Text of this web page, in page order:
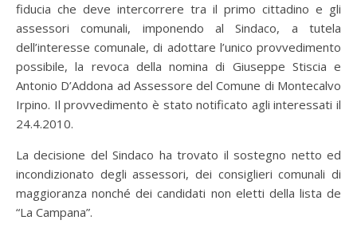
fiducia che deve intercorrere tra il primo cittadino e gli
assessori comunali, imponendo al Sindaco, a tutela
dell’interesse comunale, di adottare l’unico provvedimento
possibile, la revoca della nomina di Giuseppe Stiscia e
Antonio D’Addona ad Assessore del Comune di Montecalvo
Irpino. Il provvedimento è stato notificato agli interessati il
24.4.2010.
La decisione del Sindaco ha trovato il sostegno netto ed
incondizionato degli assessori, dei consiglieri comunali di
maggioranza nonché dei candidati non eletti della lista de
“La Campana”.